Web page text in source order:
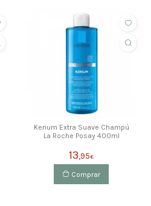
Kerium Extra Suave Champú
La Roche Posay 400ml
13,95€
Comprar